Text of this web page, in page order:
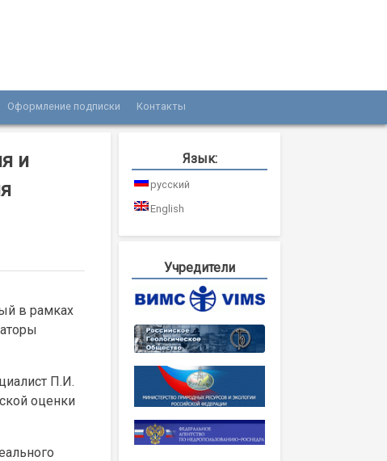
Оформление подписки Контакты
и
в рамках
П.И.
оценки
Язык:
русский
English
Учредители